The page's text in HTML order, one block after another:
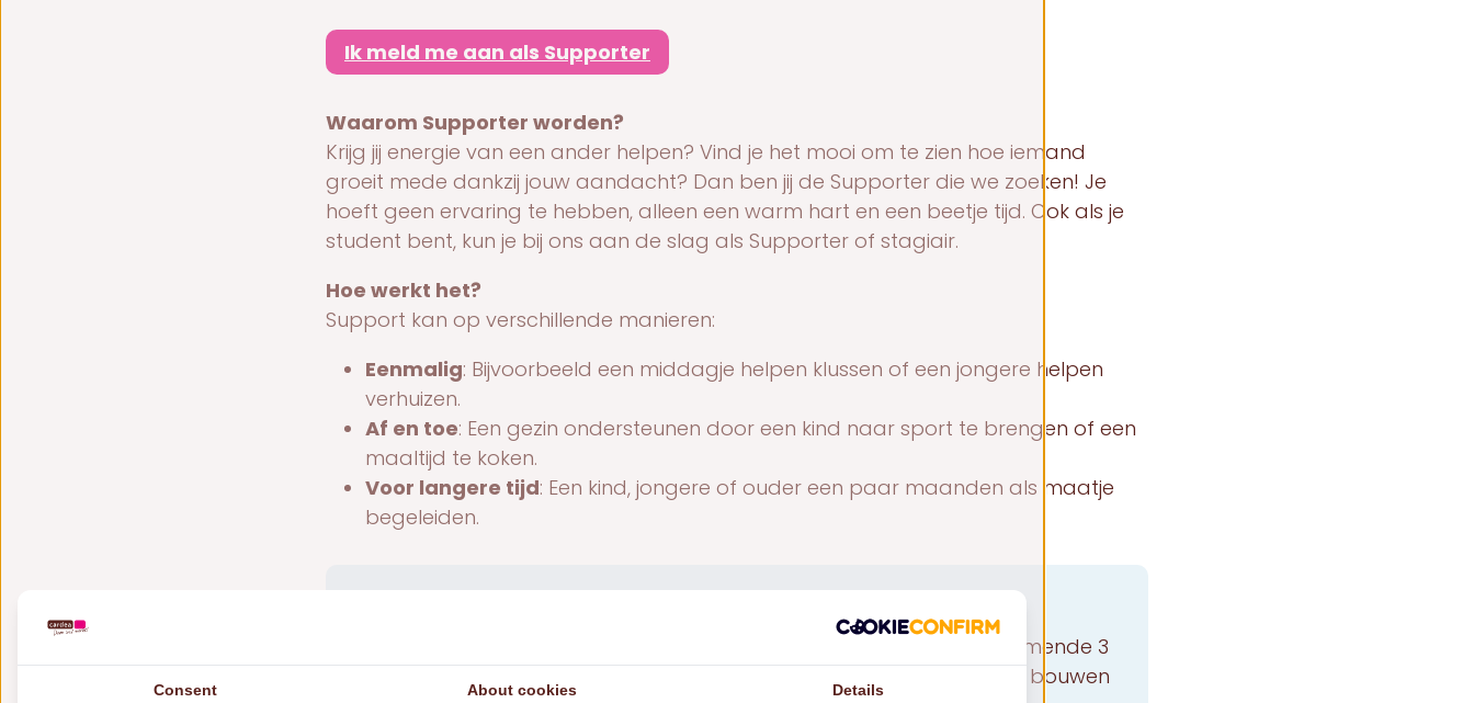
Ik meld me aan als Supporter
Waarom Supporter worden?
Krijg jij energie van een ander helpen? Vind je het mooi om te zien hoe iemand
groeit mede dankzij jouw aandacht? Dan ben jij de Supporter die we zoeken! Je
hoeft geen ervaring te hebben, alleen een warm hart en een beetje tijd. Ook als je
student bent, kun je bij ons aan de slag als Supporter of stagiair.
Hoe werkt het?
Support kan op verschillende manieren:
Eenmalig: Bijvoorbeeld een middagje helpen klussen of een jongere helpen
verhuizen.
Af en toe: Een gezin ondersteunen door een kind naar sport te brengen of een
maaltijd te koken.
Voor langere tijd: Een kind, jongere of ouder een paar maanden als maatje
begeleiden.
kunnen we de komende 3
jaar nog veel meer kinderen, jongeren en gezinnen helpen en verder bouwen
Consent About cookies Details